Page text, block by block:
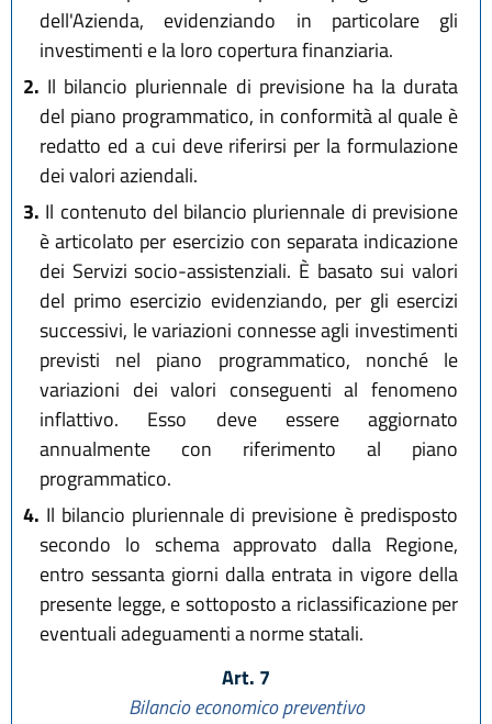
dell'Azienda, evidenziando in particolare gli
investimenti e la loro copertura finanziaria.
2. Il bilancio pluriennale di previsione ha la durata
del piano programmatico, in conformità al quale è
redatto ed a cui deve riferirsi per la formulazione
dei valori aziendali.
3. Il contenuto del bilancio pluriennale di previsione
è articolato per esercizio con separata indicazione
dei Servizi socio-assistenziali. È basato sui valori
del primo esercizio evidenziando, per gli esercizi
successivi, le variazioni connesse agli investimenti
previsti nel piano programmatico, nonché le
variazioni dei valori conseguenti al fenomeno
inflattivo. Esso deve essere aggiornato
annualmente con riferimento al piano
programmatico.
4. Il bilancio pluriennale di previsione è predisposto
secondo lo schema approvato dalla Regione,
entro sessanta giorni dalla entrata in vigore della
presente legge, e sottoposto a riclassificazione per
eventuali adeguamenti a norme statali.
Art. 7
Bilancio economico preventivo